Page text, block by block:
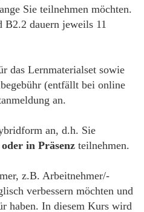
Sie teilnehmen möchten.
dauern jeweils 11
das Lernmaterialset sowie
(entfällt bei online
an.
an, d.h. Sie
in Präsenz teilnehmen.
z.B. Arbeitnehmer/-
verbessern möchten und
haben. In diesem Kurs wird